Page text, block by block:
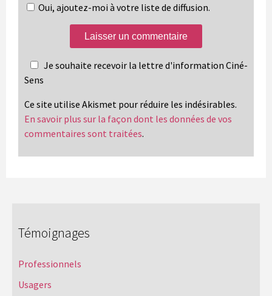
Oui, ajoutez-moi à votre liste de diffusion.
Je souhaite recevoir la lettre d'information Ciné-
Sens
Ce site utilise Akismet pour réduire les indésirables.
En savoir plus sur la façon dont les données de vos
commentaires sont traitées.
Témoignages
Professionnels
Usagers